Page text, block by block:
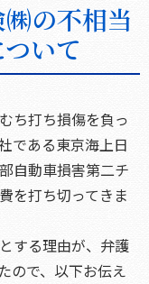
の不相当
いて
ち打ち損傷を負っ
である東京海上日
自動車損害第二チ
を打ち切ってきま
する理由が、弁護
ので、以下お伝え